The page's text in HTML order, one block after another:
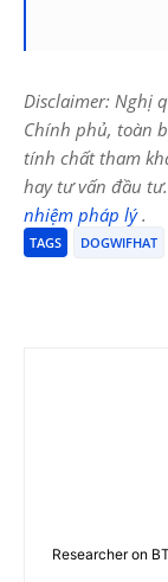
Disclaimer: Nghị
Chính phủ, toàn
tính chất tham
hay tư vấn đầu
nhiệm pháp lý.
TAGS DOGWIFHAT
Researcher on